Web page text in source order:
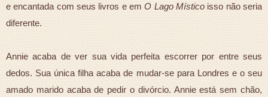
e encantada com seus livros e emO Lago Místico isso não seria
diferente.
Annie acaba de ver sua vida perfeita escorrer por entre seus
dedos. Sua única filha acaba de mudar-se para Londres e o seu
amado marido acaba de pedir o divórcio. Annie está sem chão,